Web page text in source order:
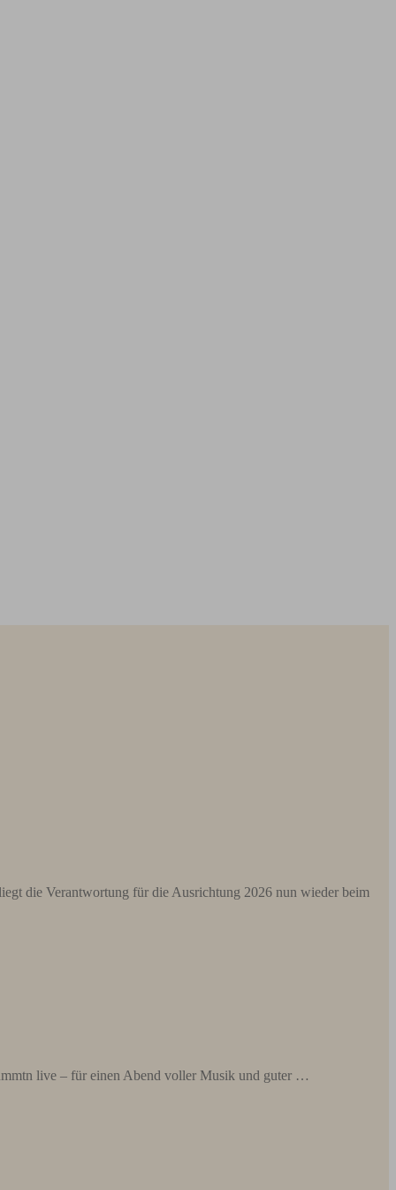
die Verantwortung für die Ausrichtung 2026 nun wieder beim
live – für einen Abend voller Musik und guter …